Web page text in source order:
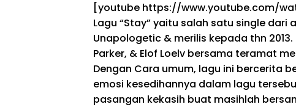
[youtube https://www.youtube.com/
Lagu “Stay”yaitu salah satu single dari
Unapologetic & merilis kepada thn
Parker, & Elof Loelv bersama teramat
Dengan Cara umum, lagu ini bercerita
emosi kesedihannya dalam lagu
pasangan kekasih buat masihlah